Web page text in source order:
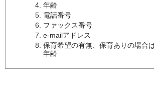
年齢
電話番号
ファックス番号
e-mailアドレス
保育希望の有無、保育ありの場合
年齢